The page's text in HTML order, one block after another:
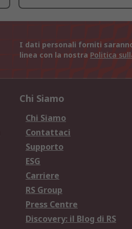
I dati personali forniti
linea con la nostra Politica
Chi Siamo
Chi Siamo
Contattaci
Supporto
ESG
Carriere
RS Group
Press Centre
Discovery: il Blog di RS